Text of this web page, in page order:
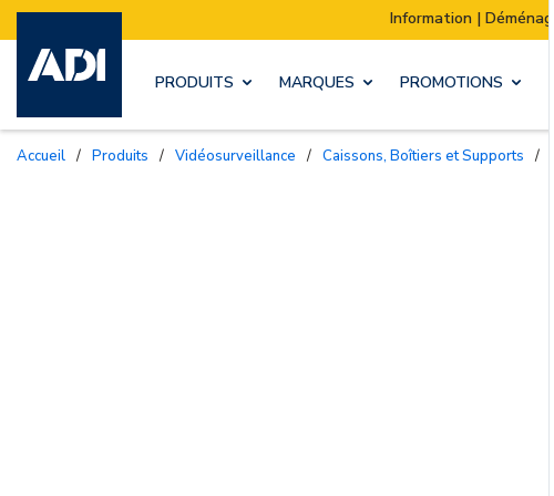
Information | Déménagement de notre stock :
PRODUITS MARQUES PROMOTIONS
Accueil / Produits / Vidéosurveillance / Caissons, Boîtiers et Supports /